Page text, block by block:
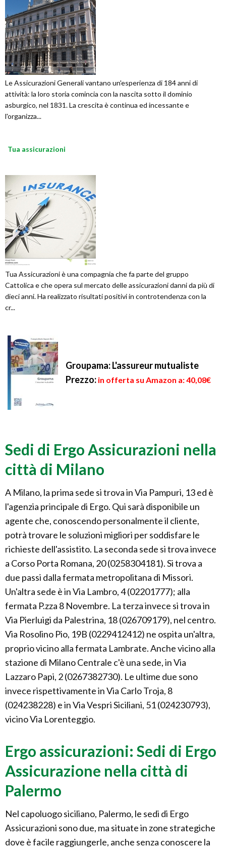
Le Assicurazioni Generali vantano un'esperienza di 184 anni di
attività: la loro storia comincia con la nascita sotto il dominio
asburgico, nel 1831. La crescita è continua ed incessante e
l'organizza...
Tua assicurazioni
Tua Assicurazioni è una compagnia che fa parte del gruppo
Cattolica e che opera sul mercato delle assicurazioni danni da più di
dieci anni. Ha realizzato risultati positivi in controtendenza con la
cr...
Groupama: L'assureur mutualiste
Prezzo: in offerta su Amazon a: 40,08€
Sedi di Ergo Assicurazioni nella
città di Milano
A Milano, la prima sede si trova in Via Pampuri, 13 ed è
l'agenzia principale di Ergo. Qui sarà disponibile un
agente che, conoscendo personalmente il cliente,
potrà trovare le soluzioni migliori per soddisfare le
richieste dell'assistito. La seconda sede si trova invece
a Corso Porta Romana, 20 (0258304181). Si trova a
due passi dalla fermata metropolitana di Missori.
Un'altra sede è in Via Lambro, 4 (02201777); alla
fermata P.zza 8 Novembre. La terza invece si trova in
Via Pierluigi da Palestrina, 18 (026709179), nel centro.
Via Rosolino Pio, 19B (0229412412) ne ospita un'altra,
proprio vicino alla fermata Lambrate. Anche vicino alla
stazione di Milano Centrale c'è una sede, in Via
Lazzaro Papi, 2 (0267382730). Le ultime due sono
invece rispettivamente in Via Carlo Troja, 8
(024238228) e in Via Vespri Siciliani, 51 (024230793),
vicino Via Lorenteggio.
Ergo assicurazioni: Sedi di Ergo
Assicurazione nella città di
Palermo
Nel capoluogo siciliano, Palermo, le sedi di Ergo
Assicurazioni sono due, ma situate in zone strategiche
dove è facile raggiungerle, anche senza conoscere la